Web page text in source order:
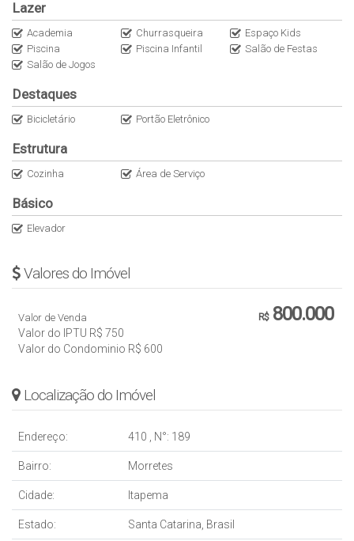
Lazer
Academia Churrasqueira
Espaço Kids
Piscina
Piscina Infantil
Salão de Festas
Salão de Jogos
Destaques
Bicicletário Portão Eletrônico
Estrutura
Cozinha Área de Serviço
Básico
Elevador
Valores do Imóvel
R$800.000
Valor de Venda
Valor do IPTU R$ 750
Valor do Condominio R$ 600
Localização do Imóvel
Endereço: 410 N°: 189
Bairro: Morretes
Cidade: Itapema
Estado: Santa Catarina, Brasil